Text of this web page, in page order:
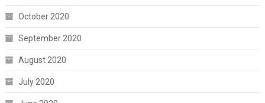
October 2020
September 2020
August 2020
July 2020